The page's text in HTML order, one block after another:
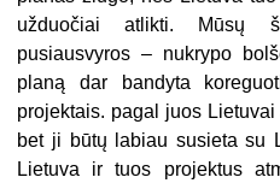
užduočiai atlikti. Mūsų
pusiausvyros – nukrypo
planą dar bandyta
projektais. pagal juos
bet ji būtų labiau susieta su
Lietuva ir tuos projektus